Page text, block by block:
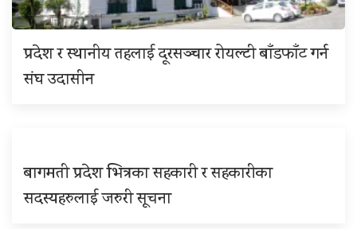
प्रदेश र स्थानीय तहलाई दूरसञ्चार रोयल्टी बाँडफाँट गर्न
संघ उदासीन
बागमती प्रदेश भित्रका सहकारी र सहकारीका
सदस्यहरुलाई जरुरी सूचना